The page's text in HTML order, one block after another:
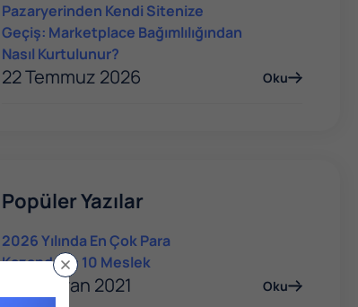
Pazaryerinden Kendi Sitenize
Geçiş: Marketplace Bağımlılığından
Nasıl Kurtulunur?
22 Temmuz 2026 Oku
Popüler Yazılar
2026 Yılında En Çok Para
Kazandıran 10 Meslek
04 Haziran 2021 Oku